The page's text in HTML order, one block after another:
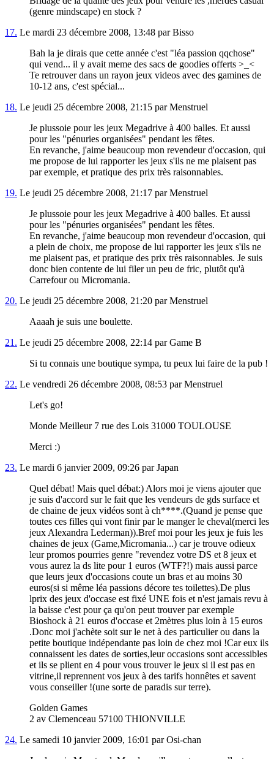
(genre mindscape) en stock ?
17. Le mardi 23 décembre 2008, 13:48 par Bisso
Bah la je dirais que cette année c'est "léa passion qqchose"
qui vend... il y avait meme des sacs de goodies offerts >_<
Te retrouver dans un rayon jeux videos avec des gamines de
10-12 ans, c'est spécial...
18. Le jeudi 25 décembre 2008, 21:15 par Menstruel
Je plussoie pour les jeux Megadrive à 400 balles. Et aussi
pour les "pénuries organisées" pendant les fêtes.
En revanche, j'aime beaucoup mon revendeur d'occasion, qui
me propose de lui rapporter les jeux s'ils ne me plaisent pas
par exemple, et pratique des prix très raisonnables.
19. Le jeudi 25 décembre 2008, 21:17 par Menstruel
Je plussoie pour les jeux Megadrive à 400 balles. Et aussi
pour les "pénuries organisées" pendant les fêtes.
En revanche, j'aime beaucoup mon revendeur d'occasion, qui
a plein de choix, me propose de lui rapporter les jeux s'ils ne
me plaisent pas, et pratique des prix très raisonnables. Je suis
donc bien contente de lui filer un peu de fric, plutôt qu'à
Carrefour ou Micromania.
20. Le jeudi 25 décembre 2008, 21:20 par Menstruel
Aaaah je suis une boulette.
21. Le jeudi 25 décembre 2008, 22:14 par Game B
Si tu connais une boutique sympa, tu peux lui faire de la pub !
22. Le vendredi 26 décembre 2008, 08:53 par Menstruel
Let's go!
Monde Meilleur 7 rue des Lois 31000 TOULOUSE
Merci :)
23. Le mardi 6 janvier 2009, 09:26 par Japan
Quel débat! Mais quel débat:) Alors moi je viens ajouter que
je suis d'accord sur le fait que les vendeurs de gds surface et
de chaine de jeux vidéos sont à ch****.(Quand je pense que
toutes ces filles qui vont finir par le manger le cheval(merci les
jeux Alexandra Lederman)).Bref moi pour les jeux je fuis les
chaines de jeux (Game,Micromania...) car je trouve odieux
leur promos pourries genre "revendez votre DS et 8 jeux et
vous aurez la ds lite pour 1 euros (WTF?!) mais aussi parce
que leurs jeux d'occasions coute un bras et au moins 30
euros(si si même léa passions décore tes toilettes).De plus
lprix des jeux d'occase est fixé UNE fois et n'est jamais revu à
la baisse c'est pour ça qu'on peut trouver par exemple
Bioshock à 21 euros d'occase et 2mètres plus loin à 15 euros
.Donc moi j'achète soit sur le net à des particulier ou dans la
petite boutique indépendante pas loin de chez moi !Car eux ils
connaissent les dates de sorties,leur occasions sont accessibles
et ils se plient en 4 pour vous trouver le jeux si il est pas en
vitrine,il reprennent vos jeux à des tarifs honnêtes et savent
vous conseiller !(une sorte de paradis sur terre).
Golden Games
2 av Clemenceau 57100 THIONVILLE
24. Le samedi 10 janvier 2009, 16:01 par Osi-chan